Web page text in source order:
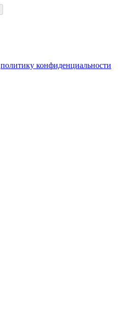
политику конфиденциальности